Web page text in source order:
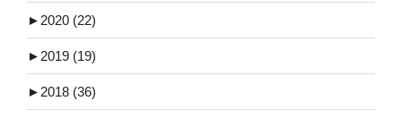
► 2020 (22)
► 2019 (19)
► 2018 (36)